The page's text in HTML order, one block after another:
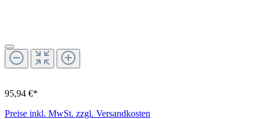
95,94 €*
Preise inkl. MwSt. zzgl. Versandkosten